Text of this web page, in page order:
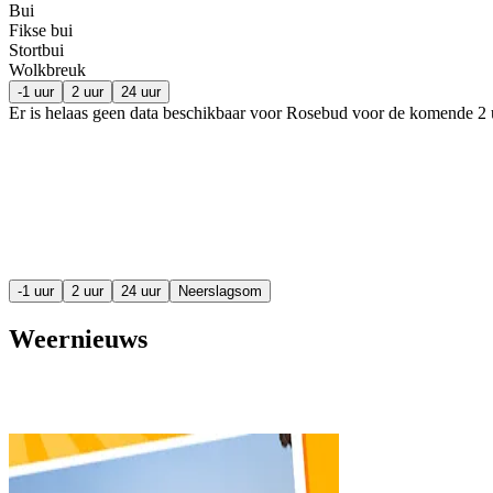
Bui
Fikse bui
Stortbui
Wolkbreuk
-1 uur 2 uur 24 uur
Er is helaas geen data beschikbaar voor Rosebud voor de komende 2
-1 uur 2 uur 24 uur Neerslagsom
Weernieuws